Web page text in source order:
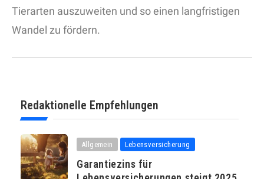
Tierarten auszuweiten und so einen langfristigen
Wandel zu fördern.
Redaktionelle Empfehlungen
Allgemein Lebensversicherung
Garantiezins für